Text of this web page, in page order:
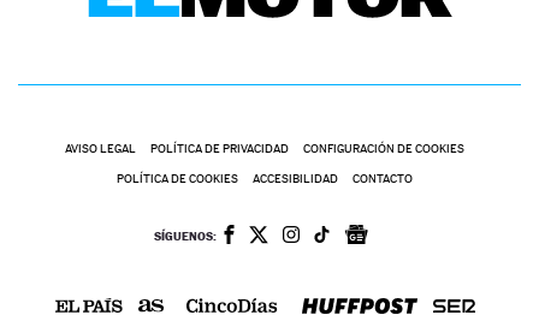
AVISO LEGAL POLÍTICA DE PRIVACIDAD CONFIGURACIÓN DE COOKIES
POLÍTICA DE COOKIES ACCESIBILIDAD CONTACTO
SÍGUENOS: